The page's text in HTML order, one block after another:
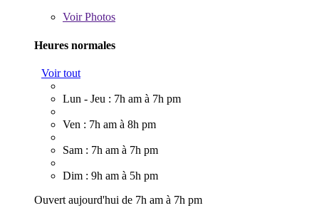
VoirPhotos
Heures normales
Voir tout
Lun - Jeu : 7h am à 7h pm
Ven : 7h am à 8h pm
Sam : 7h am à 7h pm
Dim : 9h am à 5h pm
Ouvert aujourd'hui de 7h am à 7h pm